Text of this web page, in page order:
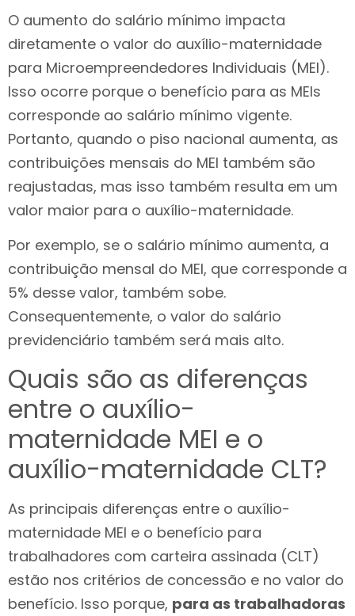
O aumento do salário mínimo impacta
diretamente o valor do auxílio-maternidade
para Microempreendedores Individuais (MEI).
Isso ocorre porque o benefício para as MEIs
corresponde ao salário mínimo vigente.
Portanto, quando o piso nacional aumenta, as
contribuições mensais do MEI também são
reajustadas, mas isso também resulta em um
valor maior para o auxílio-maternidade.
Por exemplo, se o salário mínimo aumenta, a
contribuição mensal do MEI, que corresponde a
5% desse valor, também sobe.
Consequentemente, o valor do salário
previdenciário também será mais alto.
Quais são as diferenças
entre o auxílio-
maternidade MEI e o
auxílio-maternidade CLT?
As principais diferenças entre o auxílio-
maternidade MEI e o benefício para
trabalhadores com carteira assinada (CLT)
estão nos critérios de concessão e no valor do
benefício. Isso porque, para as trabalhadoras